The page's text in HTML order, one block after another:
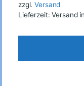
zzgl.Versand
Lieferzeit: Versand